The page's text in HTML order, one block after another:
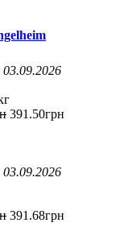
03.09.2026
391 .50грн
03.09.2026
391 .68грн